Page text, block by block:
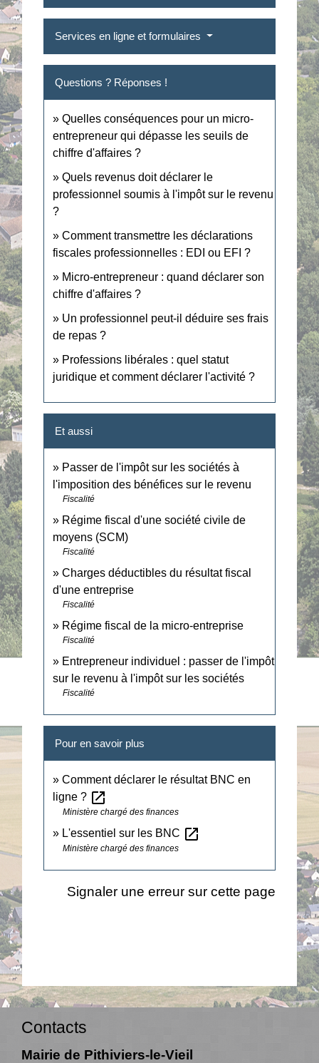
Services en ligne et formulaires
Questions ? Réponses !
Quelles conséquences pour un micro-
entrepreneur qui dépasse les seuils de
chiffre d'affaires ?
Quels revenus doit déclarer le
professionnel soumis à l'impôt sur le revenu
?
Comment transmettre les déclarations
fiscales professionnelles : EDI ou EFI ?
Micro-entrepreneur : quand déclarer son
chiffre d'affaires ?
Un professionnel peut-il déduire ses frais
de repas ?
Professions libérales : quel statut
juridique et comment déclarer l'activité ?
Et aussi
Passer de l'impôt sur les sociétés à
l'imposition des bénéfices sur le revenu
Fiscalité
Régime fiscal d'une société civile de
moyens (SCM)
Fiscalité
Charges déductibles du résultat fiscal
d'une entreprise
Fiscalité
Régime fiscal de la micro-entreprise
Fiscalité
Entrepreneur individuel : passer de l'impôt
sur le revenu à l'impôt sur les sociétés
Fiscalité
Pour en savoir plus
Comment déclarer le résultat BNC en
ligne ? open_in_new
Ministère chargé des finances
L'essentiel sur les BNC open_in_new
Ministère chargé des finances
Signaler une erreur sur cette page
Contacts
Mairie de Pithiviers-le-Vieil